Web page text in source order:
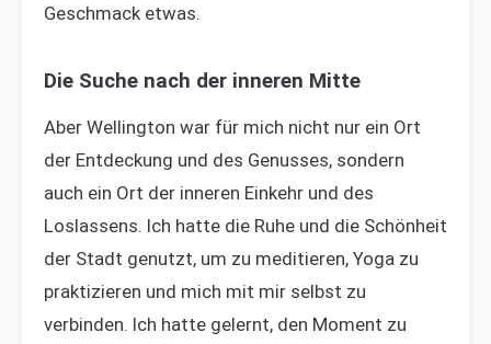
Geschmack etwas.
Die Suche nach der inneren Mitte
Aber Wellington war für mich nicht nur ein Ort
der Entdeckung und des Genusses, sondern
auch ein Ort der inneren Einkehr und des
Loslassens. Ich hatte die Ruhe und die Schönheit
der Stadt genutzt, um zu meditieren, Yoga zu
praktizieren und mich mit mir selbst zu
verbinden. Ich hatte gelernt, den Moment zu